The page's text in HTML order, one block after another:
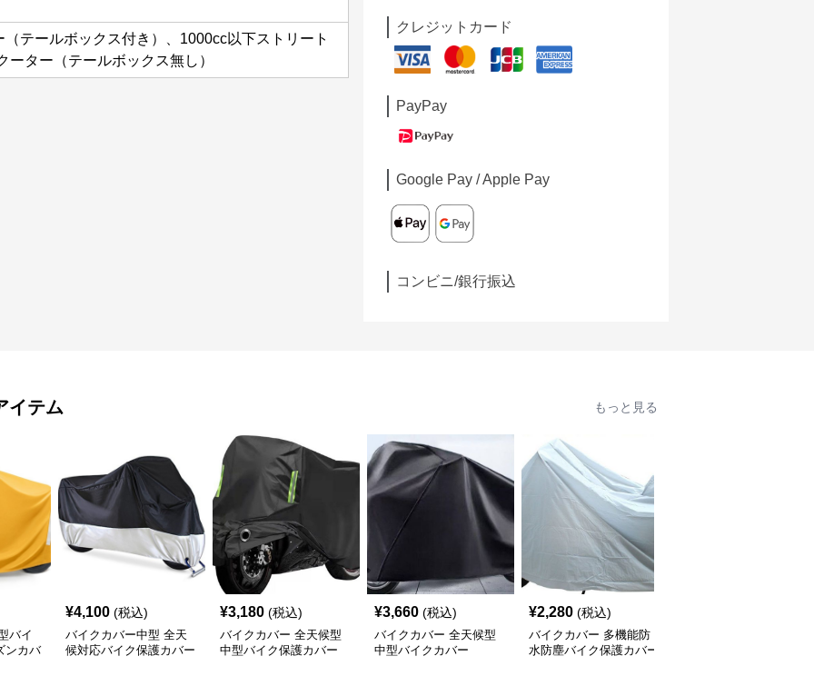
（テールボックス付き）、1000cc以下ストリート
ーター（テールボックス無し）
クレジットカード
PayPay
Google Pay / Apple Pay
コンビニ/銀行振込
イテム もっと見る
バイ
ンカバ
¥4,100 (税込)
バイクカバー中型 全天
候対応バイク保護カバー
¥3,180 (税込)
バイクカバー 全天候型
中型バイク保護カバー
¥3,660 (税込)
バイクカバー 全天候型
中型バイクカバー
¥2,280 (税込)
バイクカバー 多機能防
水防塵バイク保護カバー